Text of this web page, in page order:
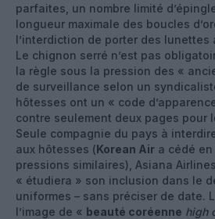
parfaites, un nombre limité
longueur maximale des boucles
l’interdiction de porter des lunettes
Le chignon serré n’est pas
la règle sous la pression des «
de surveillance selon un
hôtesses ont un « code
contre seulement deux pages pour
Seule compagnie du pays à
aux hôtesses (Korean Air a cédé
pressions similaires), Asiana
« étudiera » son inclusion dans le
uniformes – sans préciser de date.
l’image de « beauté coréenne high